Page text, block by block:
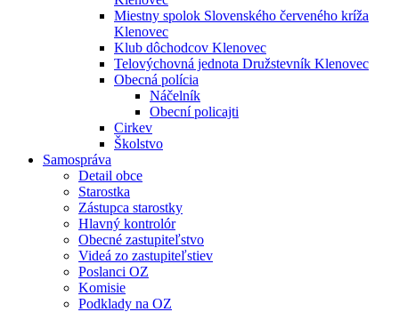
Miestny spolok Slovenského červeného kríža
Klenovec
Klub dôchodcov Klenovec
Telovýchovná jednota Družstevník Klenovec
Obecná polícia
Náčelník
Obecní policajti
Cirkev
Školstvo
Samospráva
Detail obce
Starostka
Zástupca starostky
Hlavný kontrolór
Obecné zastupiteľstvo
Videá zo zastupiteľstiev
Poslanci OZ
Komisie
Podklady na OZ